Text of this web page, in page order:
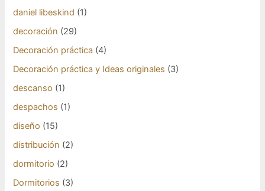
daniel libeskind (1)
decoración (29)
Decoración práctica (4)
Decoración práctica y Ideas originales (3)
descanso (1)
despachos (1)
diseño (15)
distribución (2)
dormitorio (2)
Dormitorios (3)